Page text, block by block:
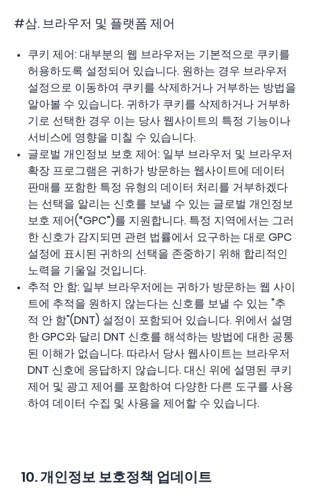
#삼. 브라우저 및 플랫폼 제어
쿠키 제어: 대부분의 웹 브라우저는 기본적으로 쿠키를
허용하도록 설정되어 있습니다. 원하는 경우 브라우저
설정으로 이동하여 쿠키를 삭제하거나 거부하는 방법을
알아볼 수 있습니다. 귀하가 쿠키를 삭제하거나 거부하
기로 선택한 경우 이는 당사 웹사이트의 특정 기능이나
서비스에 영향을 미칠 수 있습니다.
글로벌 개인정보 보호 제어: 일부 브라우저 및 브라우저
확장 프로그램은 귀하가 방문하는 웹사이트에 데이터
판매를 포함한 특정 유형의 데이터 처리를 거부하겠다
는 선택을 알리는 신호를 보낼 수 있는 글로벌 개인정보
보호 제어(“GPC”)를 지원합니다. 특정 지역에서는 그러
한 신호가 감지되면 관련 법률에서 요구하는 대로 GPC
설정에 표시된 귀하의 선택을 존중하기 위해 합리적인
노력을 기울일 것입니다.
추적 안 함: 일부 브라우저에는 귀하가 방문하는 웹 사이
트에 추적을 원하지 않는다는 신호를 보낼 수 있는 "추
적 안 함"(DNT) 설정이 포함되어 있습니다. 위에서 설명
한 GPC와 달리 DNT 신호를 해석하는 방법에 대한 공통
된 이해가 없습니다. 따라서 당사 웹사이트는 브라우저
DNT 신호에 응답하지 않습니다. 대신 위에 설명된 쿠키
제어 및 광고 제어를 포함하여 다양한 다른 도구를 사용
하여 데이터 수집 및 사용을 제어할 수 있습니다.
10. 개인정보 보호정책 업데이트